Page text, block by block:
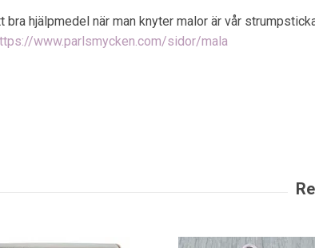
bra hjälpmedel när man knyter malor är vår
www.parlsmycken.com/sidor/mala